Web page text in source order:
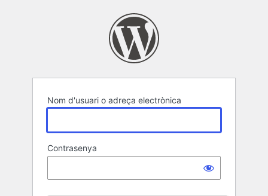
Nom d'usuari o adreça electrònica
Contrasenya